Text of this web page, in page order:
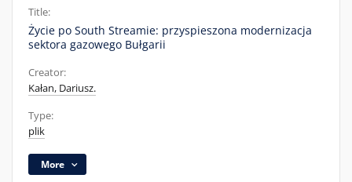
Title:
Życie po South Streamie: przyspieszona modernizacja
sektora gazowego Bułgarii
Creator:
Kałan, Dariusz.
Type:
plik
More